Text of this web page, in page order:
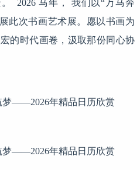
2026 马年， 我们以“万马奔
此次书画艺术展。愿以书画为
的时代画卷，汲取那份同心协